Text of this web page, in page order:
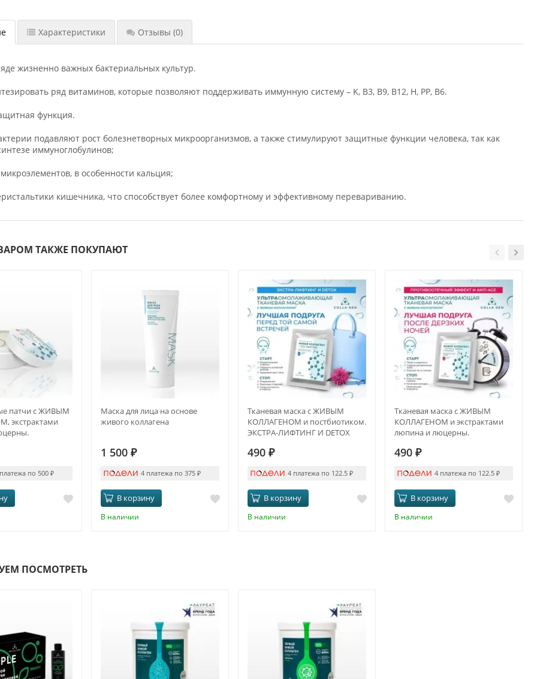
Характеристики Отзывы (0)
жизненно важных бактериальных культур.
ряд витаминов, которые позволяют поддерживать иммунную систему – K, B3, B9, B12, H, PP, B6.
функция.
подавляют рост болезнетворных микроорганизмов, а также стимулируют защитные функции человека, так как
иммуноглобулинов;
в особенности кальция;
кишечника, что способствует более комфортному и эффективному перевариванию.
ТАКЖЕ ПОКУПАЮТ
патчи с ЖИВЫМ
экстрактами
по 500₽
Маска для лица на основе
живого коллагена
1 500 ₽
4 платежа по 375₽
В корзину
В наличии
Тканевая маска с ЖИВЫМ
КОЛЛАГЕНОМ и постбиотиком.
ЭКСТРА-ЛИФТИНГ И DETOX
490 ₽
4 платежа по 122.5₽
В корзину
В наличии
Тканевая маска с ЖИВЫМ
КОЛЛАГЕНОМ и экстрактами
люпина и люцерны.
ANTI-AGE
490 ₽
4 платежа по 122.5₽
В корзину
В наличии
ПОСМОТРЕТЬ